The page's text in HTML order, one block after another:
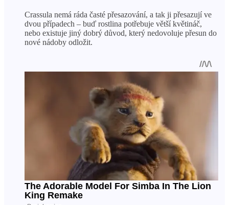
Crassula nemá ráda časté přesazování, a tak ji přesazují ve
dvou případech – buď rostlina potřebuje větší květináč,
nebo existuje jiný dobrý důvod, který nedovoluje přesun do
nové nádoby odložit.